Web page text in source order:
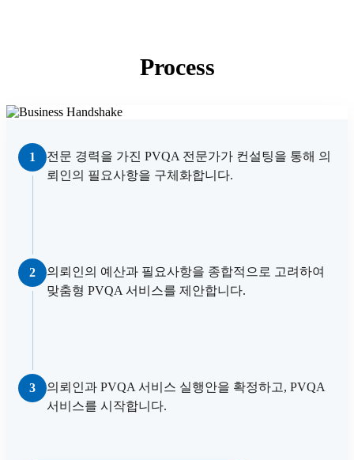
Process
1
전문 경력을 가진 PVQA 전문가가 컨설팅을 통해 의
뢰인의 필요사항을 구체화합니다.
2
의뢰인의 예산과 필요사항을 종합적으로 고려하여
맞춤형 PVQA 서비스를 제안합니다.
3
의뢰인과 PVQA 서비스 실행안을 확정하고, PVQA
서비스를 시작합니다.